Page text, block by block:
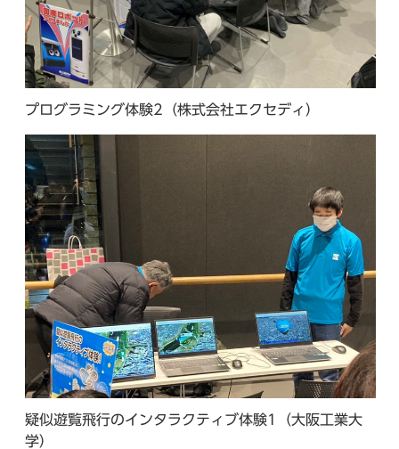
プログラミング体験2（株式会社エクセディ）
疑似遊覧飛行のインタラクティブ体験1（大阪工業大
学）